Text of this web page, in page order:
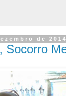
de 2014
Socorro